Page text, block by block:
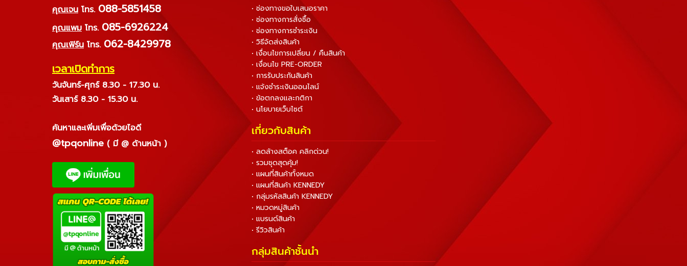
คุณเจน โทร. 088-5851458
คุณแพม โทร. 085-6926224
คุณเฟิร์น โทร. 062-8429978
เวลาเปิดทำการ
วันจันทร์-ศุกร์ 8.30 - 17.30 น.
วันเสาร์ 8.30 - 15.30 น.
ค้นหาและเพิ่มเพื่อด้วยไอดี
@tpqonline ( มี @ ด้านหน้า )
• ช่องทางขอใบเสนอราคา
• ช่องทางการสั่งซื้อ
• ช่องทางการชำระเงิน
• วิธีจัดส่งสินค้า
• เงื่อนไขการเปลี่ยน / คืนสินค้า
• เงื่อนไข PRE-ORDER
• การรับประกันสินค้า
• แจ้งชำระเงินออนไลน์
• ข้อตกลงและกติกา
• นโยบายเว็บไซต์
เกี่ยวกับสินค้า
• ลดล้างสต็อค คลิกด่วน!
• รวมชุดสุดคุ้ม!
• แผนที่สินค้าทั้งหมด
• แผนที่สินค้า KENNEDY
• กลุ่มรหัสสินค้า KENNEDY
• หมวดหมู่สินค้า
• แบรนด์สินค้า
• รีวิวสินค้า
กลุ่มสินค้าชั้นนำ